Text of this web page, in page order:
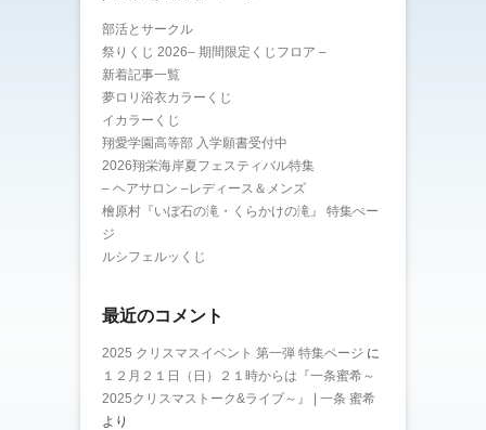
部活とサークル
祭りくじ 2026– 期間限定くじフロア –
新着記事一覧
夢ロリ浴衣カラーくじ
イカラーくじ
翔愛学園高等部 入学願書受付中
2026翔栄海岸夏フェスティバル特集
– ヘアサロン –レディース＆メンズ
檜原村『いぼ石の滝・くらかけの滝』 特集ぺー
ジ
ルシフェルッくじ
最近のコメント
2025 クリスマスイベント 第一弾 特集ページ に
１２月２１日（日）２１時からは『一条蜜希～
2025クリスマストーク&ライブ～』 | 一条 蜜希
より